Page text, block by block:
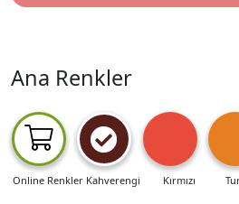
Ana Renkler
Online Renkler Kahverengi Kırmızı